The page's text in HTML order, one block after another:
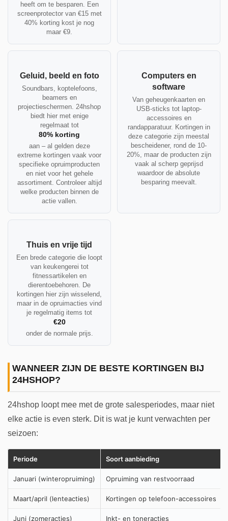
heeft om te besparen. Een
screenprotector van €15 met
40% korting kost je nog
maar €9.
Geluid, beeld en foto
Soundbars, koptelefoons,
beamers en
projectieschermen. 24hshop
biedt hier met enige
regelmaat tot
80% korting
aan – al gelden deze
extreme kortingen vaak voor
specifieke opruimproducten
en niet voor het gehele
assortiment. Controleer altijd
welke producten binnen de
actie vallen.
Computers en
software
Van geheugenkaarten en
USB-sticks tot laptop-
accessoires en
randapparatuur. Kortingen in
deze categorie zijn meestal
bescheidener, rond de 10-
20%, maar de producten zijn
vaak al scherp geprijsd
waardoor de absolute
besparing meevalt.
Thuis en vrije tijd
Een brede categorie die loopt
van keukengerei tot
fitnessartikelen en
dierentoebehoren. De
kortingen hier zijn wisselend,
maar in de opruimacties vind
je regelmatig items tot
€20
onder de normale prijs.
WANNEER ZIJN DE BESTE KORTINGEN BIJ
24HSHOP?
24hshop loopt mee met de grote salesperiodes, maar niet
elke actie is even sterk. Dit is wat je kunt verwachten per
seizoen:
Periode Soort aanbieding
Januari (winteropruiming) Opruiming van restvoorraad
Maart/april (lenteacties) Kortingen op telefoon-accessoires
Juni (zomeracties) Inkt- en toneracties